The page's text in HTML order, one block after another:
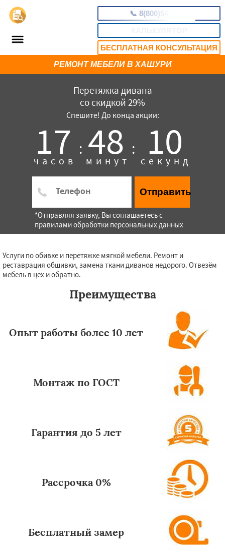
📞 8(800)5403465
БЕСПЛАТНАЯ КОНСУЛЬТАЦИЯ
Перетяжка дивана
со скидкой 29%
Спешите! До конца акции:
17 :
часов 48 :
минут 09
секунд
Отправить
*Отправляя заявку, Вы соглашаетесь с
правилами обработки персональных данных
РЕМОНТ МЕБЕЛИ В ХАШУРИ
Услуги по обивке и перетяжке мягкой мебели. Ремонт и
реставрация обшивки, замена ткани диванов недорого. Отвезём
мебель в цех и обратно.
Преимущества
Опыт работы более 10 лет
Монтаж по ГОСТ
Гарантия до 5 лет
Рассрочка 0%
Бесплатный замер